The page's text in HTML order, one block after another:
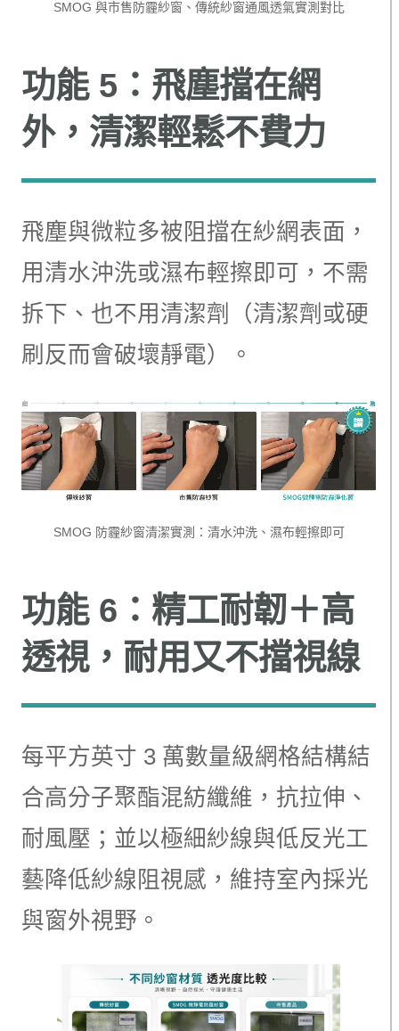
SMOG 與市售防霾紗窗、傳統紗窗通風透氣實測對比
功能 5：飛塵擋在網
外，清潔輕鬆不費力
飛塵與微粒多被阻擋在紗網表面，
用清水沖洗或濕布輕擦即可，不需
拆下、也不用清潔劑（清潔劑或硬
刷反而會破壞靜電）。
SMOG 防霾紗窗清潔實測：清水沖洗、濕布輕擦即可
功能 6：精工耐韌＋高
透視，耐用又不擋視線
每平方英寸 3 萬數量級網格結構結
合高分子聚酯混紡纖維，抗拉伸、
耐風壓；並以極細紗線與低反光工
藝降低紗線阻視感，維持室內採光
與窗外視野。